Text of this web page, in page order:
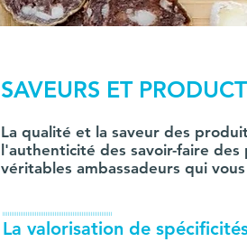
SAVEURS ET
La qualité et la saveur des
l'authenticité des savoir-faire
véritables ambassadeurs qui
IIIIIIIIIIIIIIIIIIIIIIIIIIIIIIIIIIIIIIIIIIIIIIIIIIIIIIIIIIIII
La valorisation de